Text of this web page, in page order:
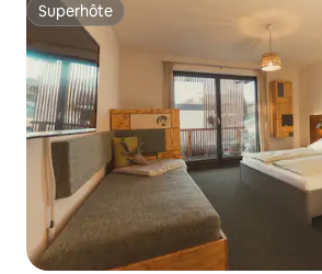
Superhôte
Superhôte